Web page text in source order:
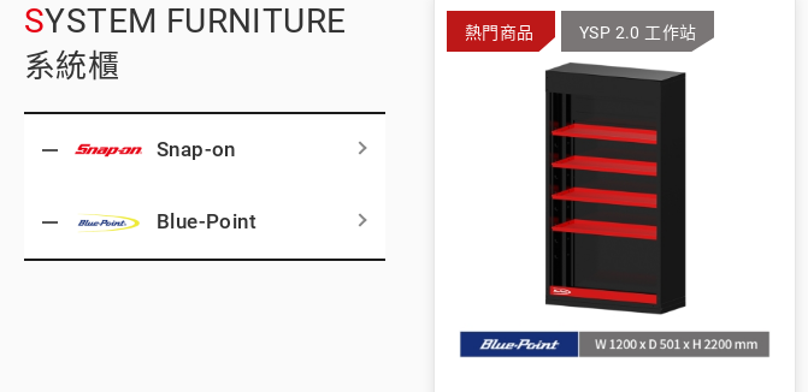
限量週邊商品
航太專用工具
BAHCO 瑞典魚牌
SYSTEM FURNITURE
系統櫃
Snap-on
Blue-Point
熱門商品 YSP 2.0 工作站